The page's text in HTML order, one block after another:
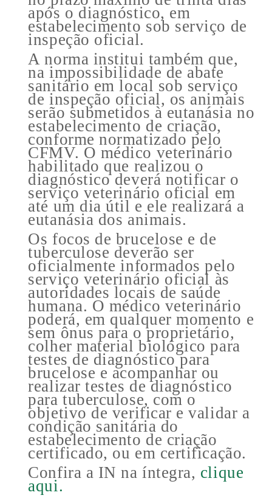
após o diagnóstico, em
estabelecimento sob serviço de
inspeção oficial.
A norma institui também que,
na impossibilidade de abate
sanitário em local sob serviço
de inspeção oficial, os animais
serão submetidos à eutanásia no
estabelecimento de criação,
conforme normatizado pelo
CFMV. O médico veterinário
habilitado que realizou o
diagnóstico deverá notificar o
serviço veterinário oficial em
até um dia útil e ele realizará a
eutanásia dos animais.
Os focos de brucelose e de
tuberculose deverão ser
oficialmente informados pelo
serviço veterinário oficial às
autoridades locais de saúde
humana. O médico veterinário
poderá, em qualquer momento e
sem ônus para o proprietário,
colher material biológico para
testes de diagnóstico para
brucelose e acompanhar ou
realizar testes de diagnóstico
para tuberculose, com o
objetivo de verificar e validar a
condição sanitária do
estabelecimento de criação
certificado, ou em certificação.
Confira a IN na íntegra, clique
aqui.